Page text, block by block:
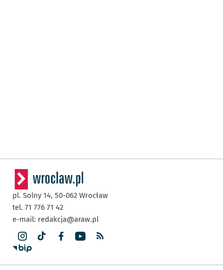
pl. Solny 14, 50-062 Wrocław
tel. 71 776 71 42
e-mail: redakcja@araw.pl